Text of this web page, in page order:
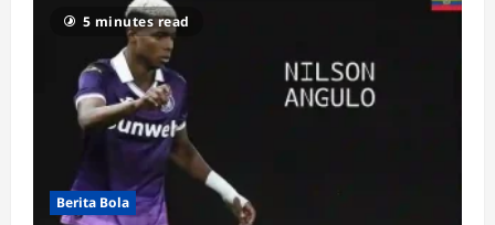
5 minutes read
Berita Bola